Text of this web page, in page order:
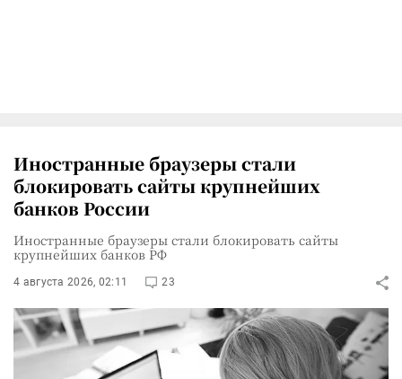
Иностранные браузеры стали
блокировать сайты крупнейших
банков России
Иностранные браузеры стали блокировать сайты
крупнейших банков РФ
4 августа 2026, 02:11 23